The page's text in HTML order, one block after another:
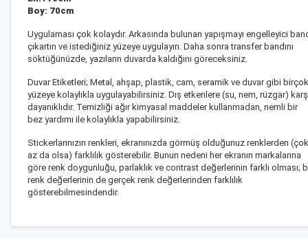
Boy: 70cm
Uygulaması çok kolaydır. Arkasında bulunan yapışmayı engelleyici
çıkartın ve istediğiniz yüzeye uygulayın. Daha sonra transfer bandını
söktüğünüzde, yazıların duvarda kaldığını göreceksiniz.
Duvar Etiketleri; Metal, ahşap, plastik, cam, seramik ve duvar gibi birçok
yüzeye kolaylıkla uygulayabilirsiniz. Dış etkenlere (su, nem, rüzgar)
dayanıklıdır. Temizliği ağır kimyasal maddeler kullanmadan, nemli bir
bez yardımı ile kolaylıkla yapabilirsiniz.
Stickerlarınızın renkleri, ekranınızda görmüş olduğunuz renklerden (çok
az da olsa) farklılık gösterebilir. Bunun nedeni her ekranın markalarına
göre renk doygunluğu, parlaklık ve contrast değerlerinin farklı olması;
renk değerlerinin de gerçek renk değerlerinden farklılık
gösterebilmesindendir.